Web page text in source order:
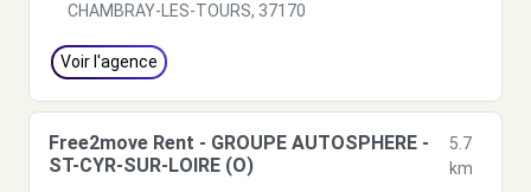
CHAMBRAY-LES-TOURS, 37170
Voir l'agence
Free2move Rent - GROUPE AUTOSPHERE -
ST-CYR-SUR-LOIRE (O)
5.7
km